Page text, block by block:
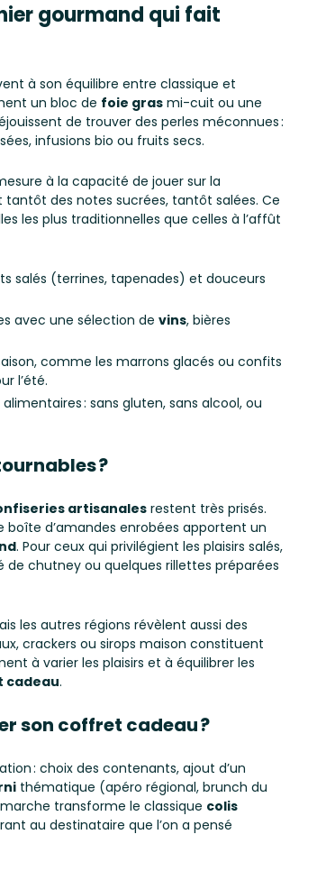
gourmand qui fait
à son équilibre entre classique et
un bloc de foie gras mi-cuit ou une
de trouver des perles méconnues :
infusions bio ou fruits secs.
à la capacité de jouer sur la
des notes sucrées, tantôt salées. Ce
les plus traditionnelles que celles à l’affût
salés (terrines, tapenades) et douceurs
avec une sélection de vins, bières
comme les marrons glacés ou confits
l’été.
: sans gluten, sans alcool, ou
?
artisanalesrestent très prisés.
d’amandes enrobées apportent un
. Pour ceux qui privilégient les plaisirs salés,
de chutney ou quelques rillettes préparées
les autres régions révèlent aussi des
crackers ou sirops maison constituent
à varier les plaisirs et à équilibrer les
cadeau.
son coffret cadeau ?
: choix des contenants, ajout d’un
thématique (apéro régional, brunch du
transforme le classique colis
au destinataire que l’on a pensé